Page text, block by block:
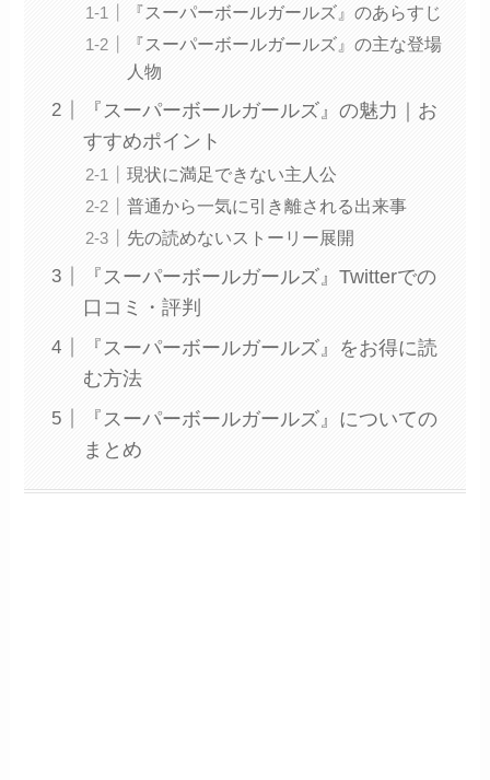
『スーパーボールガールズ』のあらすじ
『スーパーボールガールズ』の主な登場
人物
『スーパーボールガールズ』の魅力｜お
すすめポイント
現状に満足できない主人公
普通から一気に引き離される出来事
先の読めないストーリー展開
『スーパーボールガールズ』Twitterでの
口コミ・評判
『スーパーボールガールズ』をお得に読
む方法
『スーパーボールガールズ』についての
まとめ